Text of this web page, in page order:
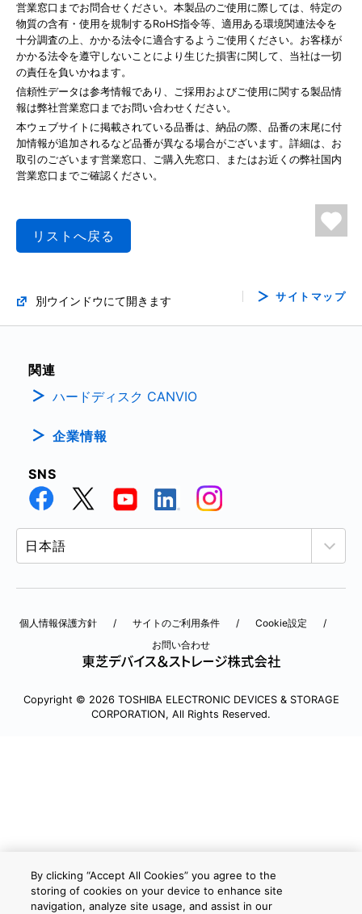
営業窓口までお問合せください。本製品のご使用に際しては、特定の
物質の含有・使用を規制するRoHS指令等、適用ある環境関連法令を
十分調査の上、かかる法令に適合するようご使用ください。お客様が
かかる法令を遵守しないことにより生じた損害に関して、当社は一切
の責任を負いかねます。
信頼性データは参考情報であり、ご採用およびご使用に関する製品情
報は弊社営業窓口までお問い合わせください。
本ウェブサイトに掲載されている品番は、納品の際、品番の末尾に付
加情報が追加されるなど品番が異なる場合がございます。詳細は、お
取引のございます営業窓口、ご購入先窓口、またはお近くの弊社国内
営業窓口までご確認ください。
リストへ戻る
別ウインドウにて開きます サイトマップ
関連
ハードディスク CANVIO
企業情報
SNS
個人情報保護方針 サイトのご利用条件
Cookie設定
お問い合わせ
Copyright © 2026 TOSHIBA ELECTRONIC DEVICES & STORAGE
CORPORATION, All Rights Reserved.
By clicking “Accept All Cookies” you agree to the
storing of cookies on your device to enhance site
navigation, analyze site usage, and assist in our